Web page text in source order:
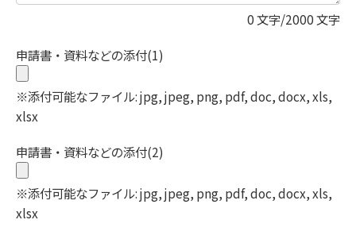
0文字/2000 文字
申請書・資料などの添付(1)
※添付可能なファイル: jpg, jpeg, png, pdf, doc, docx, xls,
xlsx
申請書・資料などの添付(2)
※添付可能なファイル: jpg, jpeg, png, pdf, doc, docx, xls,
xlsx